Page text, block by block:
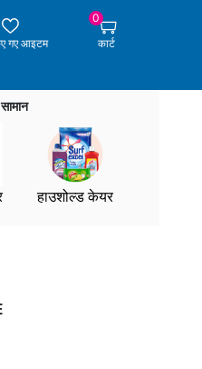
गए आइटम
0
कार्ट
हाउशोल्ड केयर